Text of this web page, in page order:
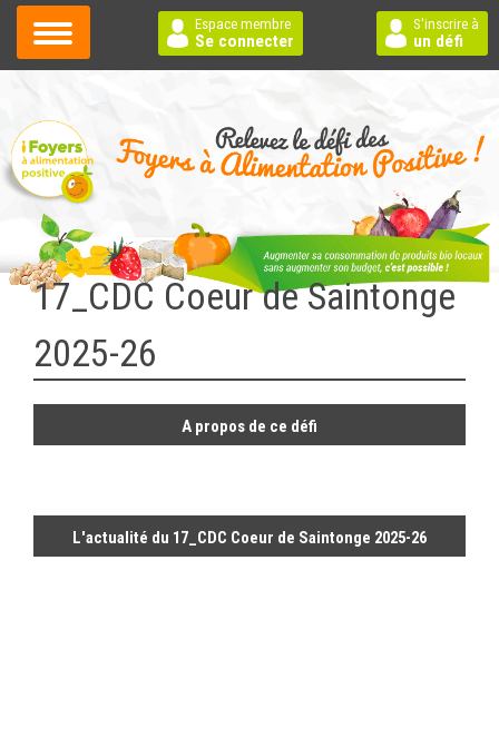
Espace membre
Se connecter
S'inscrire à
un défi
17_CDC Coeur de Saintonge
2025-26
A propos de ce défi
L'actualité du 17_CDC Coeur de Saintonge 2025-26